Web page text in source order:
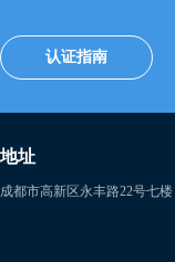
认证指南
地址
成都市高新区永丰路22号七楼